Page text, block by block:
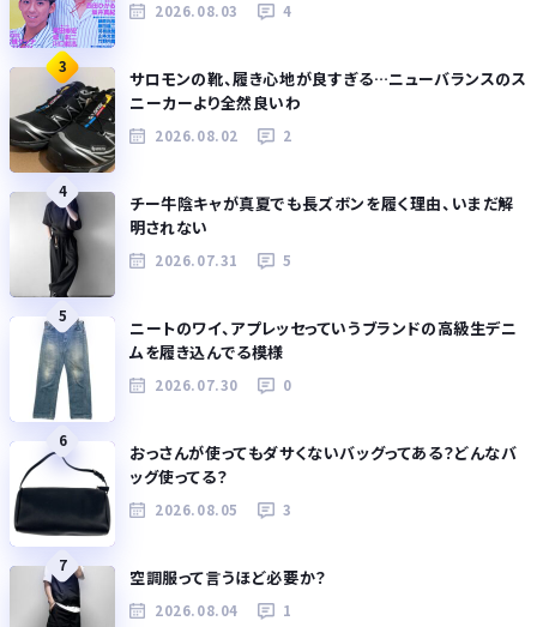
2026.08.03 4
3
サロモンの靴、履き心地が良すぎる…ニューバランスのス
ニーカーより全然良いわ
2026.08.02 2
4
チー牛陰キャが真夏でも長ズボンを履く理由、いまだ解
明されない
2026.07.31 5
5
ニートのワイ、アプレッセっていうブランドの高級生デニ
ムを履き込んでる模様
2026.07.30 0
6
おっさんが使ってもダサくないバッグってある？どんなバ
ッグ使ってる？
2026.08.05 3
7
空調服って言うほど必要か？
2026.08.04 1